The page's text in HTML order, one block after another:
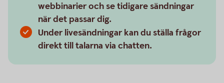
webbinarier och se tidigare sändningar
när det passar dig.
Under livesändningar kan du ställa frågor
direkt till talarna via chatten.